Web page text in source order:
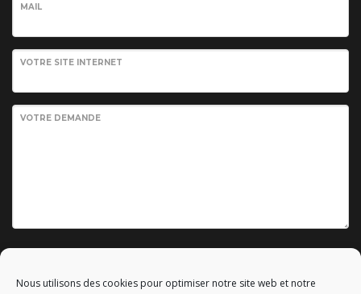
Nous utilisons des cookies pour optimiser notre site web et notre
MAIL
VOTRE SITE INTERNET
VOTRE DEMANDE